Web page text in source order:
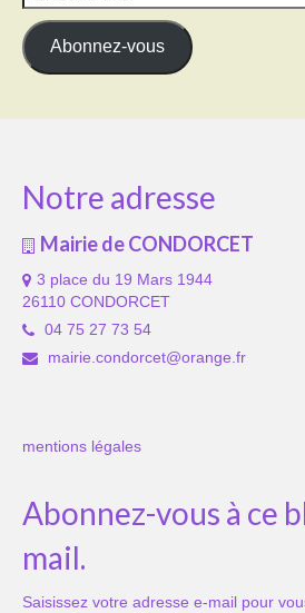
e-
mail
Abonnez-vous
Notre adresse
Mairie de CONDORCET
3 place du 19 Mars 1944
26110 CONDORCET
04 75 27 73 54
mairie.condorcet@orange.fr
mentions légales
Abonnez-vous à ce
mail.
Saisissez votre adresse e-mail pour